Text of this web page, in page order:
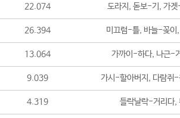
22.074 도라지, 돋보-기, 가
26.394 미끄럼-틀, 바늘-꽂이
13.064 가까이-하다, 나근-
9.039 가시-할아버지, 다람쥐
4.319 들락날락-거리다,